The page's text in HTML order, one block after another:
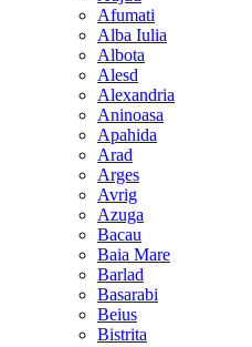
Afumati
Alba Iulia
Albota
Alesd
Alexandria
Aninoasa
Apahida
Arad
Arges
Avrig
Azuga
Bacau
Baia Mare
Barlad
Basarabi
Beius
Bistrita